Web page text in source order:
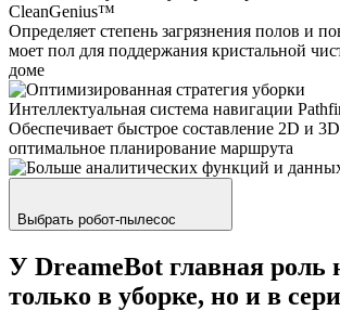
CleanGenius™
Определяет степень загрязнения полов и
моет пол для поддержания кристальной
доме
Интеллектуальная система навигации
Обеспечивает быстрое составление 2D и
оптимальное планирование маршрута
Выбрать робот-пылесос
У DreameBot главная роль
только в уборке, но и в